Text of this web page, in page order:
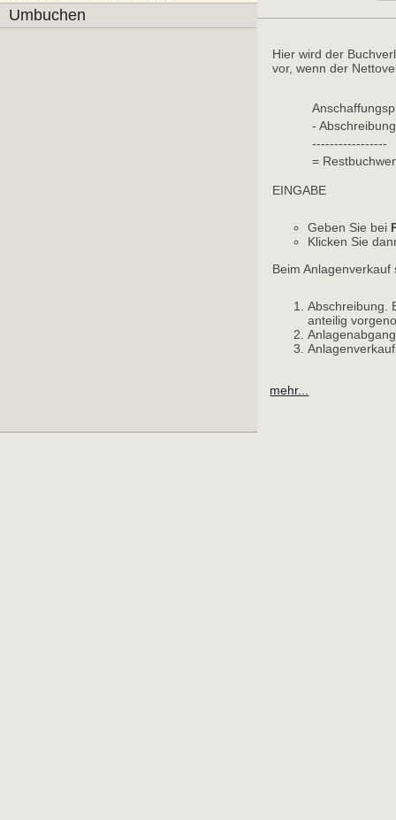
Umbuchen
Hier wird der
vor, wenn der
-
-----------------
=
EINGABE
Geben Sie bei
Klicken Sie
Beim
Abschreibung.
anteilig
Anlagenabgang
Anlagenverkauf
mehr...